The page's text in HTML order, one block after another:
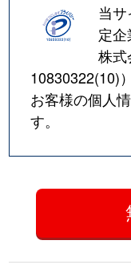
当
定
株式
10830322(10)
お客様の個人
す。